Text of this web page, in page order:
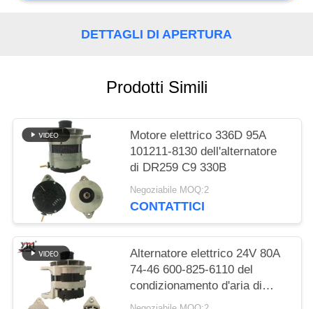
DETTAGLI DI APERTURA
Prodotti Simili
Motore elettrico 336D 95A
101211-8130 dell'alternatore
di DR259 C9 330B
Negoziabile MOQ:2
CONTATTICI
Alternatore elettrico 24V 80A
74-46 600-825-6110 del
condizionamento d'aria di
DR257 6BT R220-5 R305